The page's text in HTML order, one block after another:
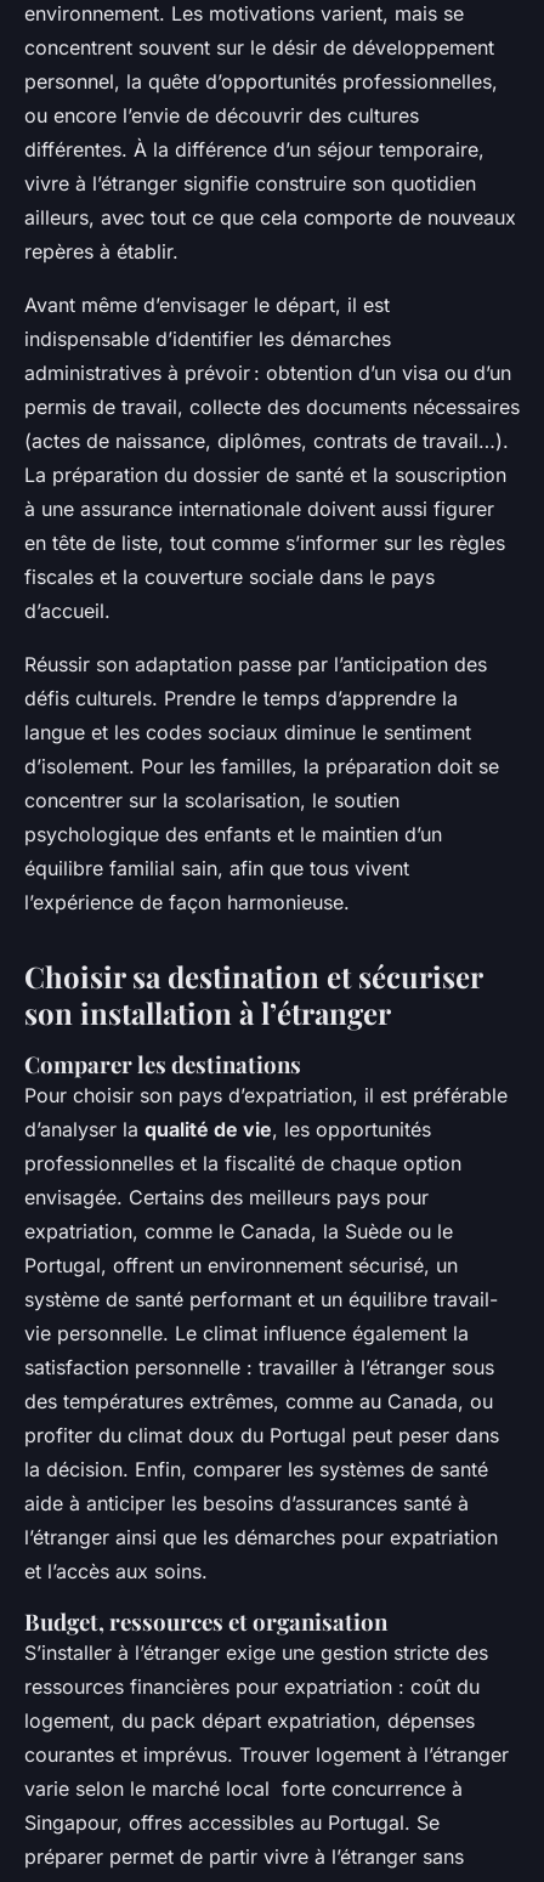
environnement. Les motivations varient, mais se
concentrent souvent sur le désir de développement
personnel, la quête d’opportunités professionnelles,
ou encore l’envie de découvrir des cultures
différentes. À la différence d’un séjour temporaire,
vivre à l’étranger signifie construire son quotidien
ailleurs, avec tout ce que cela comporte de nouveaux
repères à établir.
Avant même d’envisager le départ, il est
indispensable d’identifier les démarches
administratives à prévoir : obtention d’un visa ou d’un
permis de travail, collecte des documents nécessaires
(actes de naissance, diplômes, contrats de travail…).
La préparation du dossier de santé et la souscription
à une assurance internationale doivent aussi figurer
en tête de liste, tout comme s’informer sur les règles
fiscales et la couverture sociale dans le pays
d’accueil.
Réussir son adaptation passe par l’anticipation des
défis culturels. Prendre le temps d’apprendre la
langue et les codes sociaux diminue le sentiment
d’isolement. Pour les familles, la préparation doit se
concentrer sur la scolarisation, le soutien
psychologique des enfants et le maintien d’un
équilibre familial sain, afin que tous vivent
l’expérience de façon harmonieuse.
Choisir sa destination et sécuriser
son installation à l’étranger
Comparer les destinations
Pour choisir son pays d’expatriation, il est préférable
d’analyser la qualité de vie, les opportunités
professionnelles et la fiscalité de chaque option
envisagée. Certains des meilleurs pays pour
expatriation, comme le Canada, la Suède ou le
Portugal, offrent un environnement sécurisé, un
système de santé performant et un équilibre travail-
vie personnelle. Le climat influence également la
satisfaction personnelle : travailler à l’étranger sous
des températures extrêmes, comme au Canada, ou
profiter du climat doux du Portugal peut peser dans
la décision. Enfin, comparer les systèmes de santé
aide à anticiper les besoins d’assurances santé à
l’étranger ainsi que les démarches pour expatriation
et l’accès aux soins.
Budget, ressources et organisation
S’installer à l’étranger exige une gestion stricte des
ressources financières pour expatriation : coût du
logement, du pack départ expatriation, dépenses
courantes et imprévus. Trouver logement à l’étranger
varie selon le marché local forte concurrence à
Singapour, offres accessibles au Portugal. Se
préparer permet de partir vivre à l’étranger sans